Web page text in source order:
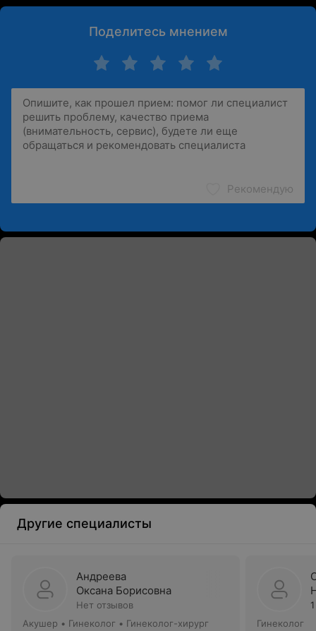
Поделитесь мнением
Рекомендую
Другие специалисты
Андреева
Оксана Борисовна
Нет отзывов
Акушер • Гинеколог • Гинеколог-хирург
Гинеколог